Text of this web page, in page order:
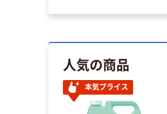
人気の商品
本気プライス